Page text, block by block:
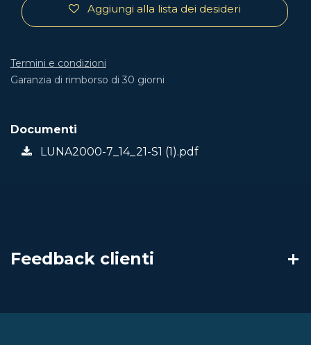
Aggiungi alla lista dei desideri
Termini e condizioni
Garanzia di rimborso di 30 giorni
Documenti
LUNA2000-7_14_21-S1 (1).pdf
Feedback clienti